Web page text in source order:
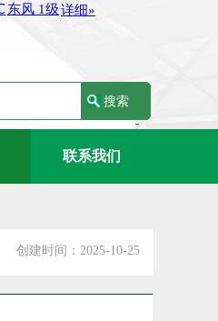
联系我们
创建时间：2025-10-25